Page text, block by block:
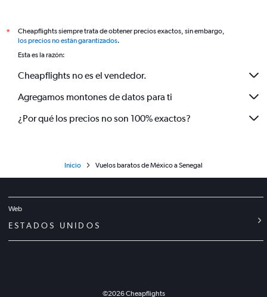
*
Cheapflights siempre trata de obtener precios exactos, sin embargo,
los precios no están garantizados.
Esta es la razón:
Cheapflights no es el vendedor.
Agregamos montones de datos para ti
¿Por qué los precios no son 100% exactos?
Inicio Vuelos baratos de México a Senegal
Web
ESTADOS UNIDOS
©2026Cheapflights